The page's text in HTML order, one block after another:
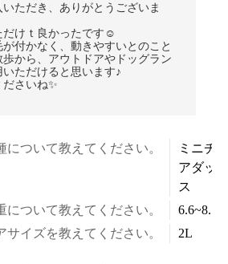
ただき、ありがとうございま
だけｔ良かったです☺
付かなく、動きやすいとのこと
から、アウトドアやドッグラン
ただけると思います♪
さいね✨
について教えてください。
ミニチ
アダッ
ス
について教えてください。
サイズを教えてください。
2L